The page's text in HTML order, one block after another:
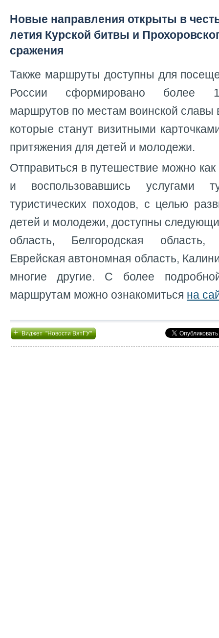
Новые направления открыты в
летия Курской битвы и
сражения
Также маршруты доступны для
России сформировано более
маршрутов по местам воинской славы
которые станут визитными
притяжения для детей и молодежи.
Отправиться в путешествие можно как
и воспользовавшись услугами
туристических походов, с целью
детей и молодежи, доступны
область, Белгородская
Еврейская автономная область,
многие другие. С более
маршрутам можно ознакомиться на
+Виджет "Новости ВятГУ"